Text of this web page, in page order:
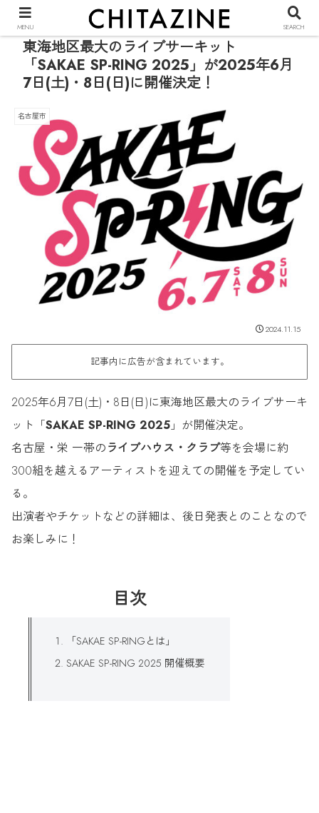
東海地区最大のライブサーキット
「SAKAE SP-RING 2025」が2025年6月
7日(土)・8日(日)に開催決定！
名古屋市
2024.11.15
記事内に広告が含まれています。
2025年6月7日(土)・8日(日)に東海地区最大のライブサーキ
ット「SAKAE SP-RING 2025」が開催決定。
名古屋・栄 一帯のライブハウス・クラブ等を会場に約
300組を越えるアーティストを迎えての開催を予定してい
る。
出演者やチケットなどの詳細は、後日発表とのことなので
お楽しみに！
目次
「SAKAE SP-RINGとは」
SAKAE SP-RING 2025 開催概要
MENU SEARCH